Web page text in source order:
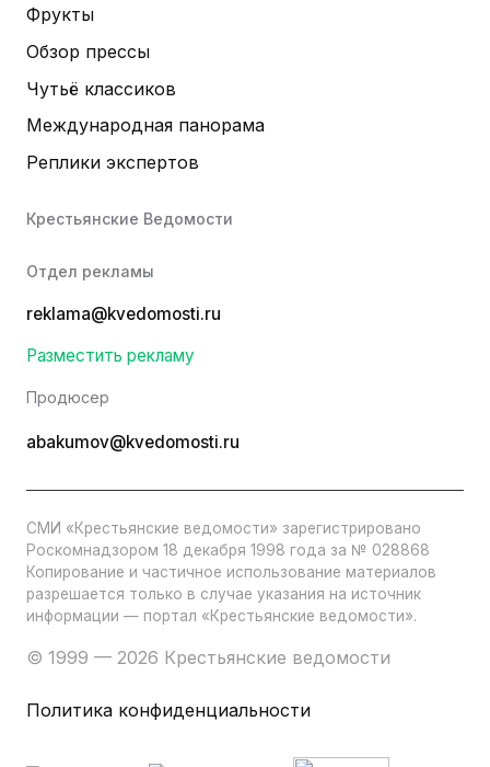
Фрукты
Обзор прессы
Чутьё классиков
Международная панорама
Реплики экспертов
Крестьянские Ведомости
Отдел рекламы
reklama@kvedomosti.ru
Разместить рекламу
Продюсер
abakumov@kvedomosti.ru
СМИ «Крестьянские ведомости» зарегистрировано
Роскомнадзором 18 декабря 1998 года за № 028868
Копирование и частичное использование материалов
разрешается только в случае указания на источник
информации — портал «Крестьянские ведомости».
© 1999 — 2026 Крестьянские ведомости
Политика конфиденциальности